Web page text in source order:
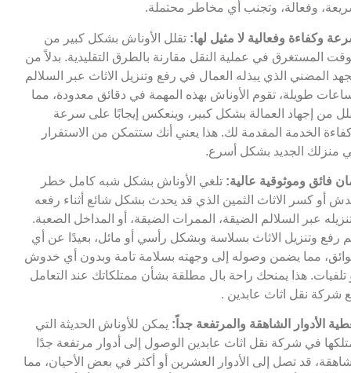
وفعالة، وتجنب أي مخاطر محتملة.
وكفاءة وفعالية لا مثيل لها: تقلل الأوناش بشكل كبير من
المستغرق في عملية النقل مقارنة بالطرق التقليدية. بدلاً من
المضني الذي يبذله العمال في رفع وتنزيل الاثاث عبر السلالم
طويلة، تقوم الأوناش بهذه المهمة في دقائق معدودة، مما
من إجهاد العمالة بشكل كبير، وينعكس إيجابًا على سرعة
الخدمة المقدمة لك. هذا يعني أنك ستتمكن من الاستقرار
منزلك الجديد بشكل أسرع.
فائق وموثوقية عالية: تلغي الأوناش بشكل شبه كامل خطر
أو كسر الاثاث الثمين الذي قد يحدث بشكل شائع أثناء رفعه
عبر السلالم الضيقة، الممرات الضيقة، أو المداخل الصعبة.
رفع وتنزيل الاثاث بسلاسة وبشكل رأسي أو مائل، بعيدًا عن أي
مما يضمن وصوله إلى وجهته بسلامة تامة وبدون أي خدوش
تلفيات. هذا يمنحك راحة بال مطلقة بشأن ممتلكاتك عند التعامل
شركة نقل اثاث عابدين .
الأدوار الشاهقة والمرتفعة جداً: يمكن للأوناش الحديثة التي
في شركة نقل اثاث عابدين الوصول إلى أدوار مرتفعة جدًا
قد تصل إلى الأدوار العشرين أو أكثر في بعض الأحيان، مما